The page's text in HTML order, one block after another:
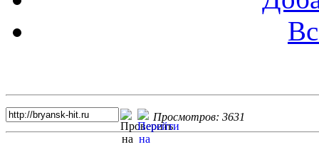
Просмотров: 3631